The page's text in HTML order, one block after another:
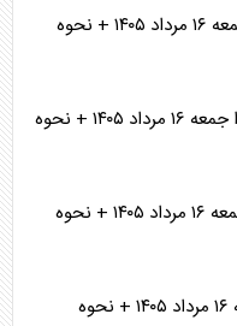
جدول قطعی برق استان تهران فردا جمعه ۱۶ مرداد ۱۴۰۵ + نحوه
جدول قطعی برق استان مازندران فردا جمعه ۱۶ مرداد ۱۴۰۵ + نحوه
جدول قطعی برق استان گیلان فردا جمعه ۱۶ مرداد ۱۴۰۵ + نحوه
جدول قطعی برق استان قم فردا جمعه ۱۶ مرداد ۱۴۰۵ + نحوه